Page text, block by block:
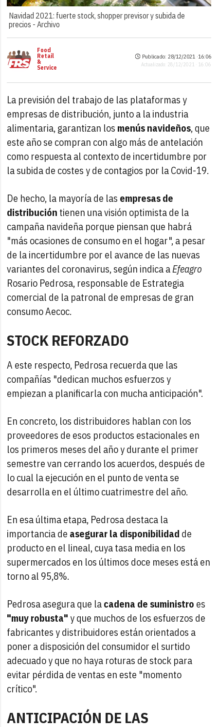
Navidad 2021: fuerte stock, shopper previsor y subida de
precios -Archivo
Food
Retail
&
Service
Publicado: 28/12/2021 ·16:06
Actualizado: 28/12/2021 · 16:06
La previsión del trabajo de las plataformas y
empresas de distribución, junto a la industria
alimentaria, garantizan los menús navideños, que
este año se compran con algo más de antelación
como respuesta al contexto de incertidumbre por
la subida de costes y de contagios por la Covid-19.
De hecho, la mayoría de las empresas de
distribución tienen una visión optimista de la
campaña navideña porque piensan que habrá
"más ocasiones de consumo en el hogar", a pesar
de la incertidumbre por el avance de las nuevas
variantes del coronavirus, según indica aEfeagro
Rosario Pedrosa, responsable de Estrategia
comercial de la patronal de empresas de gran
consumo Aecoc.
STOCK REFORZADO
A este respecto, Pedrosa recuerda que las
compañías "dedican muchos esfuerzos y
empiezan a planificarla con mucha anticipación".
En concreto, los distribuidores hablan con los
proveedores de esos productos estacionales en
los primeros meses del año y durante el primer
semestre van cerrando los acuerdos, después de
lo cual la ejecución en el punto de venta se
desarrolla en el último cuatrimestre del año.
En esa última etapa, Pedrosa destaca la
importancia de asegurar la disponibilidad de
producto en el lineal, cuya tasa media en los
supermercados en los últimos doce meses está en
torno al 95,8%.
Pedrosa asegura que lacadena de suministro es
"muy robusta"y que muchos de los esfuerzos de
fabricantes y distribuidores están orientados a
poner a disposición del consumidor el surtido
adecuado y que no haya roturas de stock para
evitar pérdida de ventas en este "momento
crítico".
ANTICIPACIÓN DE LAS